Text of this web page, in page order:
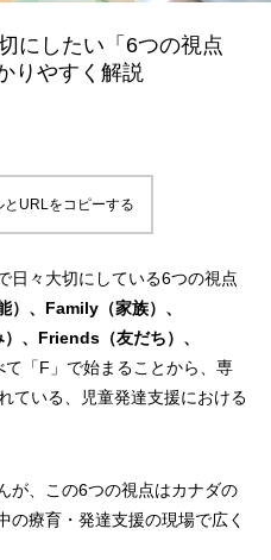
にしたい「6つの視点
りやすく解説
とURLをコピーする
日々大切にしている6つの視点
、Family（家族）、
、Friends（友だち）、
「F」で始まることから、専
ている、児童発達支援における
が、この6つの視点はカナダの
の療育・発達支援の現場で広く